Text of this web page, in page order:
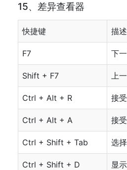
15、差异查看器
快捷键 描述
F7 下
Shift + F7 上
Ctrl + Alt + R 接
Ctrl + Alt + A 接
Ctrl + Shift + Tab 选
Ctrl + Shift + D 显